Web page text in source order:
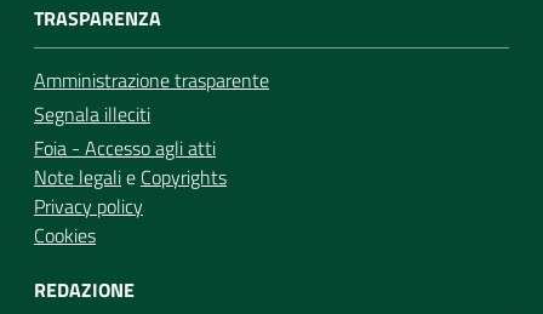
TRASPARENZA
Amministrazione trasparente
Segnala illeciti
Foia - Accesso agli atti
Note legalie Copyrights
Privacy policy
Cookies
REDAZIONE